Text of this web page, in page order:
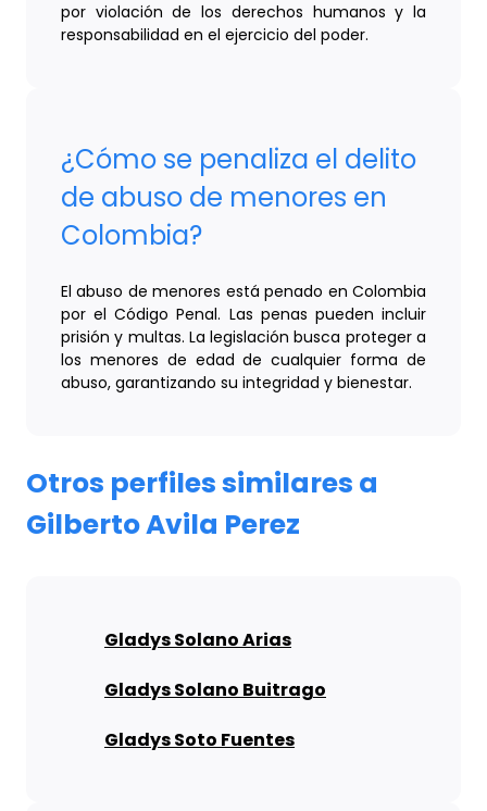
por violación de los derechos humanos y la
responsabilidad en el ejercicio del poder.
¿Cómo se penaliza el delito
de abuso de menores en
Colombia?
El abuso de menores está penado en Colombia
por el Código Penal. Las penas pueden incluir
prisión y multas. La legislación busca proteger a
los menores de edad de cualquier forma de
abuso, garantizando su integridad y bienestar.
Otros perfiles similares a
Gilberto Avila Perez
Gladys Solano Arias
Gladys Solano Buitrago
Gladys Soto Fuentes